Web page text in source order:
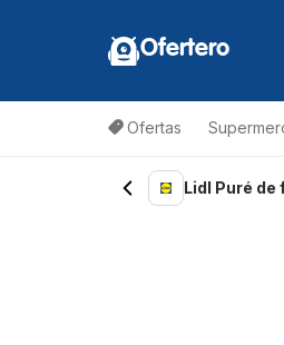
Ofertero
Ofertas
Lidl Puré